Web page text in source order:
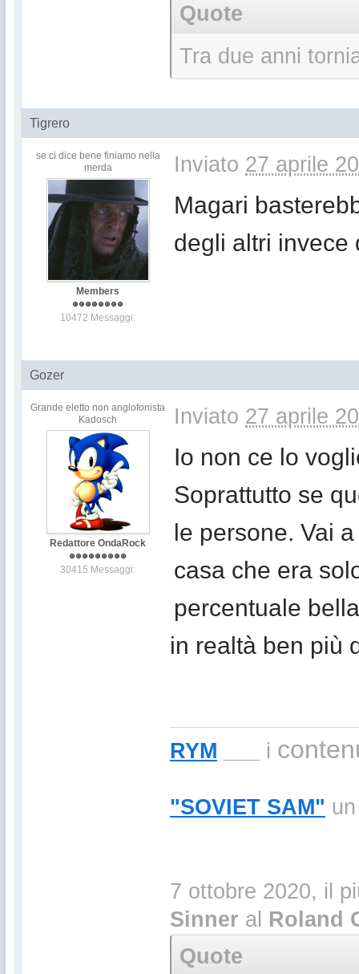
Quote
Tra due anni
Tigrero
se ci dice bene finiamo nella
merda
Members
10472 Messaggi:
Inviato 27 aprile
Magari
degli altri invece
Gozer
Grande eletto non anglofonista
Kadosch
Redattore OndaRock
30415 Messaggi:
Inviato 27 aprile
Io non ce lo
Soprattutto se
le persone. Vai
casa che era
percentuale
in realtà ben più
RYM i
"SOVIET SAM"
7 ottobre 2020, il
Sinner al Roland
Quote